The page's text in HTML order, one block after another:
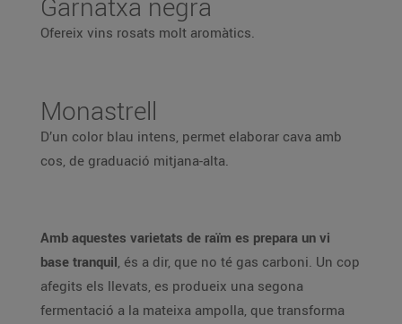
Garnatxa negra
Ofereix vins rosats molt aromàtics.
Monastrell
D’un color blau intens, permet elaborar cava amb
cos, de graduació mitjana-alta.
Amb aquestes varietats de raïm es prepara un vi
base tranquil, és a dir, que no té gas carboni. Un cop
afegits els llevats, es produeix una segona
fermentació a la mateixa ampolla, que transforma